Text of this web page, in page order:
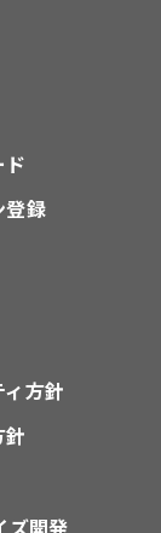
ド
登録
ィ方針
針